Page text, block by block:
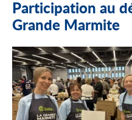
Participation au
Grande Marmite